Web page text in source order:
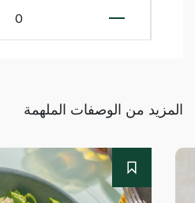
0
المزيد من الوصفات الملهمة